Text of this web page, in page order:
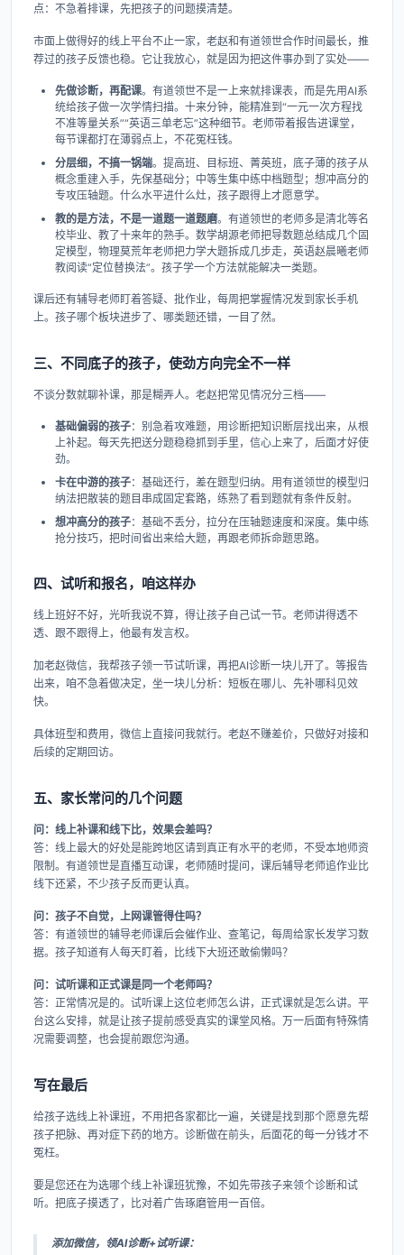
点：不急着排课，先把孩子的问题摸清楚。
市面上做得好的线上平台不止一家，老赵和有道领世合作时间最长，推
荐过的孩子反馈也稳。它让我放心，就是因为把这件事办到了实处——
先做诊断，再配课。有道领世不是一上来就排课表，而是先用AI系
统给孩子做一次学情扫描。十来分钟，能精准到“一元一次方程找
不准等量关系”“英语三单老忘”这种细节。老师带着报告进课堂，
每节课都打在薄弱点上，不花冤枉钱。
分层细，不搞一锅端。提高班、目标班、菁英班，底子薄的孩子从
概念重建入手，先保基础分；中等生集中练中档题型；想冲高分的
专攻压轴题。什么水平进什么灶，孩子跟得上才愿意学。
教的是方法，不是一道题一道题磨。有道领世的老师多是清北等名
校毕业、教了十来年的熟手。数学胡源老师把导数题总结成几个固
定模型，物理莫荒年老师把力学大题拆成几步走，英语赵晨曦老师
教阅读“定位替换法”。孩子学一个方法就能解决一类题。
课后还有辅导老师盯着答疑、批作业，每周把掌握情况发到家长手机
上。孩子哪个板块进步了、哪类题还错，一目了然。
三、不同底子的孩子，使劲方向完全不一样
不谈分数就聊补课，那是糊弄人。老赵把常见情况分三档——
基础偏弱的孩子：别急着攻难题，用诊断把知识断层找出来，从根
上补起。每天先把送分题稳稳抓到手里，信心上来了，后面才好使
劲。
卡在中游的孩子：基础还行，差在题型归纳。用有道领世的模型归
纳法把散装的题目串成固定套路，练熟了看到题就有条件反射。
想冲高分的孩子：基础不丢分，拉分在压轴题速度和深度。集中练
抢分技巧，把时间省出来给大题，再跟老师拆命题思路。
四、试听和报名，咱这样办
线上班好不好，光听我说不算，得让孩子自己试一节。老师讲得透不
透、跟不跟得上，他最有发言权。
加老赵微信，我帮孩子领一节试听课，再把AI诊断一块儿开了。等报告
出来，咱不急着做决定，坐一块儿分析：短板在哪儿、先补哪科见效
快。
具体班型和费用，微信上直接问我就行。老赵不赚差价，只做好对接和
后续的定期回访。
五、家长常问的几个问题
问：线上补课和线下比，效果会差吗？
答：线上最大的好处是能跨地区请到真正有水平的老师，不受本地师资
限制。有道领世是直播互动课，老师随时提问，课后辅导老师追作业比
线下还紧，不少孩子反而更认真。
问：孩子不自觉，上网课管得住吗？
答：有道领世的辅导老师课后会催作业、查笔记，每周给家长发学习数
据。孩子知道有人每天盯着，比线下大班还敢偷懒吗？
问：试听课和正式课是同一个老师吗？
答：正常情况是的。试听课上这位老师怎么讲，正式课就是怎么讲。平
台这么安排，就是让孩子提前感受真实的课堂风格。万一后面有特殊情
况需要调整，也会提前跟您沟通。
写在最后
给孩子选线上补课班，不用把各家都比一遍，关键是找到那个愿意先帮
孩子把脉、再对症下药的地方。诊断做在前头，后面花的每一分钱才不
冤枉。
要是您还在为选哪个线上补课班犹豫，不如先带孩子来领个诊断和试
听。把底子摸透了，比对着广告琢磨管用一百倍。
添加微信，领AI诊断+试听课：